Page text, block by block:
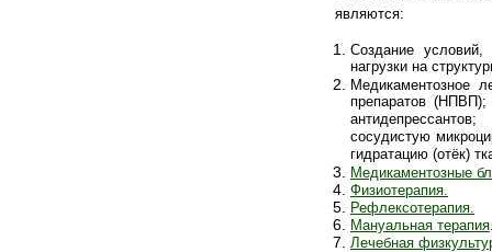
являются:
Создание условий,
нагрузки на
Медикаментозное
препаратов (НПВП);
сосудистую
гидратацию (отёк)
Медикаментозные
Физиотерапия.
Рефлексотерапия.
Мануальная терапия
Лечебная